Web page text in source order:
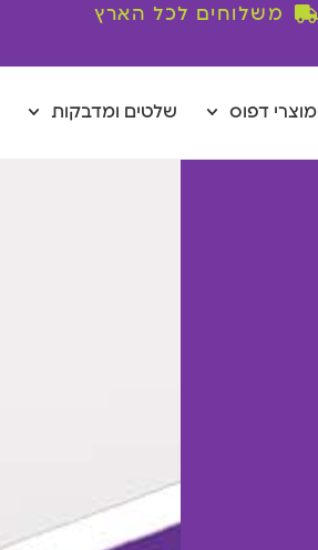
משלוחים לכל הארץ
מוצרי דפוס שלטים ומדבקות